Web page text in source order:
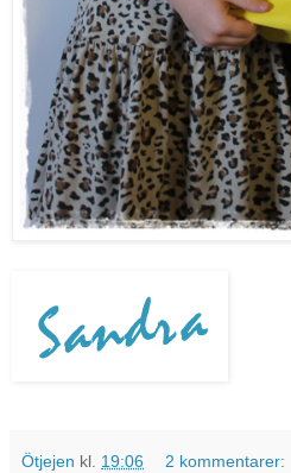
Ötjejen kl. 19:06 2 kommentarer: